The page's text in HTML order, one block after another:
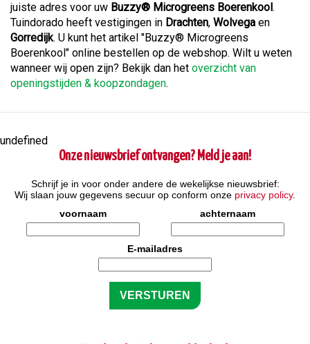
juiste adres voor uw Buzzy® Microgreens Boerenkool .
Tuindorado heeft vestigingen in Drachten, Wolvega en
Gorredijk. U kunt het artikel "Buzzy® Microgreens
Boerenkool" online bestellen op de webshop. Wilt u weten
wanneer wij open zijn? Bekijk dan het overzicht van
openingstijden & koopzondagen.
undefined
Onze nieuwsbrief ontvangen? Meld je aan!
Schrijf je in voor onder andere de wekelijkse nieuwsbrief:
Wij slaan jouw gegevens secuur op conform onze privacy policy.
voornaam
achternaam
E-mailadres